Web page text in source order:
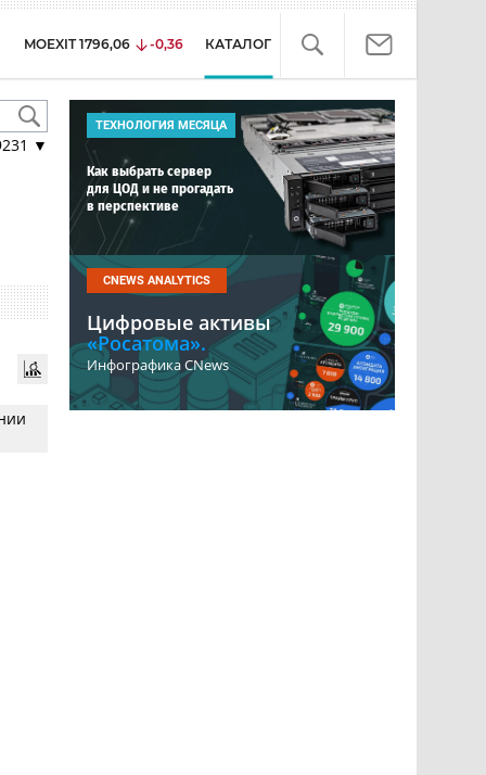
MOEXIT 1796,06 -0,36 КАТАЛОГ
▼
ТЕХНОЛОГИЯ МЕСЯЦА
Как выбрать сервер
для ЦОД и не прогадать
в перспективе
CNEWS ANALYTICS
Цифровые активы
«Росатома».
Инфографика CNews